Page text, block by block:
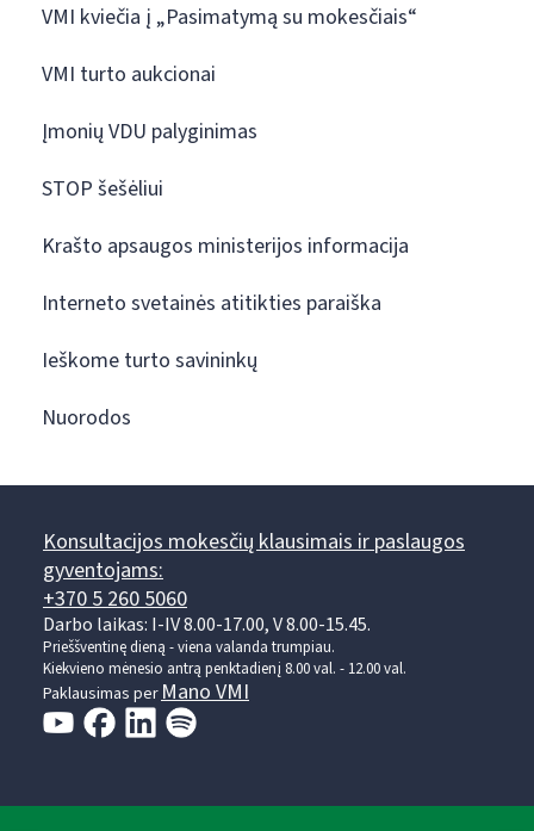
VMI kviečia į „Pasimatymą su mokesčiais“
VMI turto aukcionai
Įmonių VDU palyginimas
STOP šešėliui
Krašto apsaugos ministerijos informacija
Interneto svetainės atitikties paraiška
Ieškome turto savininkų
Nuorodos
Konsultacijos mokesčių klausimais ir paslaugos
gyventojams:
+370 5 260 5060
Darbo laikas: I-IV 8.00-17.00, V 8.00-15.45.
Prieššventinę dieną - viena valanda trumpiau.
Kiekvieno mėnesio antrą penktadienį 8.00 val. - 12.00 val.
Paklausimas per Mano VMI